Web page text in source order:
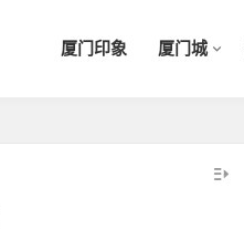
厦门印象 厦门城